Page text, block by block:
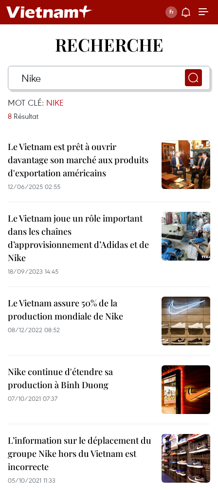
RECHERCHE
MOT CLÉ: NIKE
8 Résultat
Le Vietnam est prêt à ouvrir
davantage son marché aux produits
d'exportation américains
12/06/2025 02:55
Le Vietnam joue un rôle important
dans les chaînes
d’approvisionnement d’Adidas et de
Nike
18/09/2023 14:45
Le Vietnam assure 50% de la
production mondiale de Nike
08/12/2022 08:52
Nike continue d'étendre sa
production à Binh Duong
07/10/2021 07:37
L’information sur le déplacement du
groupe Nike hors du Vietnam est
incorrecte
05/10/2021 11:33